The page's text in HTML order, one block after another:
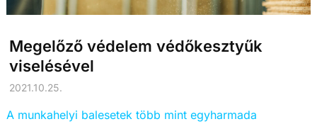
Megelőző védelem védőkesztyűk
viselésével
2021.10.25.
A munkahelyi balesetek több mint egyharmada